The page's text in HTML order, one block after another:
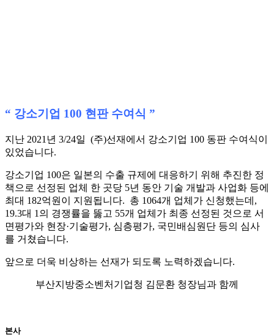
“ 강소기업 100 현판 수여식 ”
지난 2021년 3/24일 (주)선재에서 강소기업 100 동판 수여식이
있었습니다.
강소기업 100은 일본의 수출 규제에 대응하기 위해 추진한 정
책으로 선정된 업체 한 곳당 5년 동안 기술 개발과 사업화 등에
최대 182억원이 지원됩니다. 총 1064개 업체가 신청했는데,
19.3대 1의 경쟁률을 뚫고 55개 업체가 최종 선정된 것으로 서
면평가와 현장·기술평가, 심층평가, 국민배심원단 등의 심사
를 거쳤습니다.
앞으로 더욱 비상하는 선재가 되도록 노력하겠습니다.
부산지방중소벤처기업청 김문환 청장님과 함께
본사